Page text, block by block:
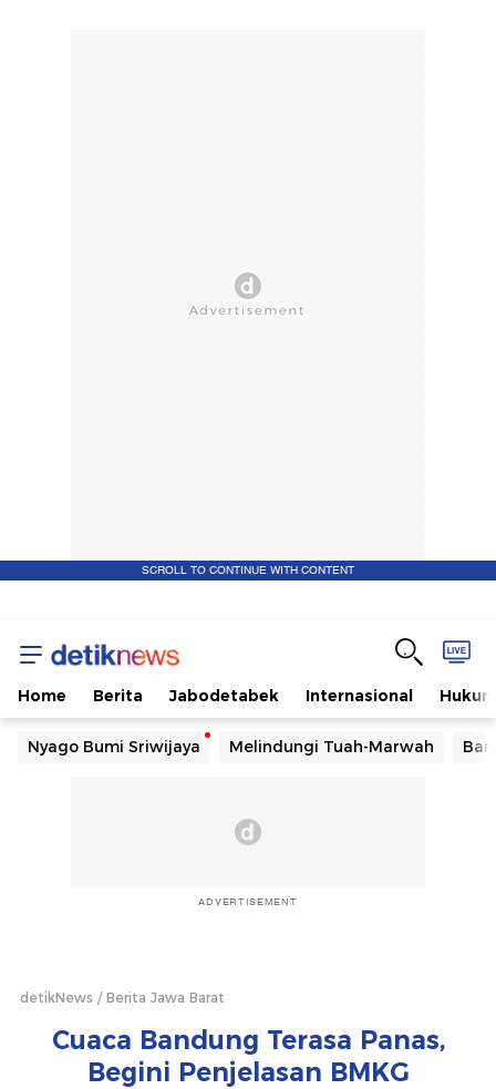
SCROLL TO CONTINUE WITH CONTENT
Home Berita Jabodetabek Internasional Hukum
Nyago Bumi Sriwijaya Melindungi Tuah-Marwah
ADVERTISEMENT
detikNews Berita Jawa Barat
Cuaca Bandung Terasa Panas,
Begini Penjelasan BMKG